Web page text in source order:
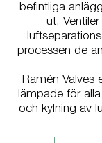
befintliga
ut.
processen de
Ramén Valves
lämpade för
och kylning av